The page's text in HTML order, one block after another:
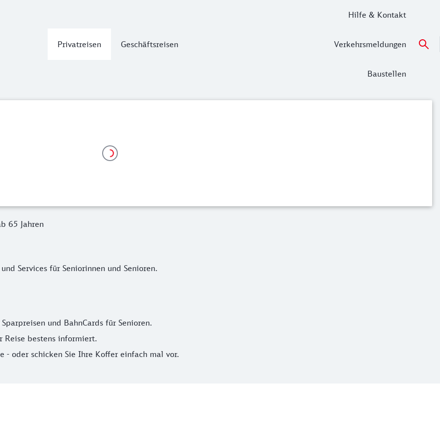
Privatreisen Geschäftsreisen
Hilfe & Kontakt
Verkehrsmeldungen
Baustellen
65 Jahren
Services für Seniorinnen und Senioren.
und BahnCards für Senioren.
Reise bestens informiert.
- oder schicken Sie Ihre Koffer einfach mal vor.